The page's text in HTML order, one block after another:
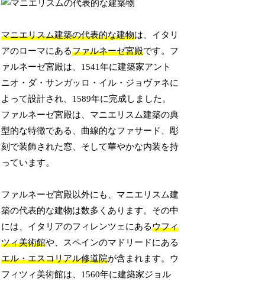
マニエリスム建築の代表的な建物は、イタリ
アのローマにあるファルネーゼ宮殿です。フ
ァルネーゼ宮殿は、1541年に建築家アント
ニオ・ダ・サンガッロ・イル・ジョヴァネに
よって設計され、1589年に完成しました。
ファルネーゼ宮殿は、マニエリスム建築の典
型的な特徴である、曲線的なファサード、彫
刻で装飾された窓、そして華やかな内装を持
っています。
ファルネーゼ宮殿以外にも、マニエリスム建
築の代表的な建物は数多くあります。その中
には、イタリアのフィレンツェにあるウフィ
ツィ美術館や、スペインのマドリードにある
エル・エスコリアル修道院が含まれます。ウ
フィツィ美術館は、1560年に建築家ジョル